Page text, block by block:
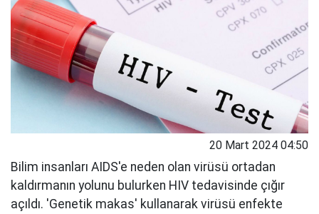
20 Mart 2024 04:50
Bilim insanları AIDS'e neden olan virüsü ortadan
kaldırmanın yolunu bulurken HIV tedavisinde çığır
açıldı. 'Genetik makas' kullanarak virüsü enfekte